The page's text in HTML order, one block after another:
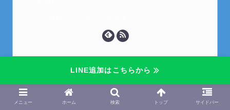
LINE追加はこちらから
メニュー ホーム 検索 トップ サイドバー